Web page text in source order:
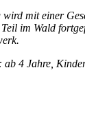
wird mit einer
im Wald
ab 4 Jahre,